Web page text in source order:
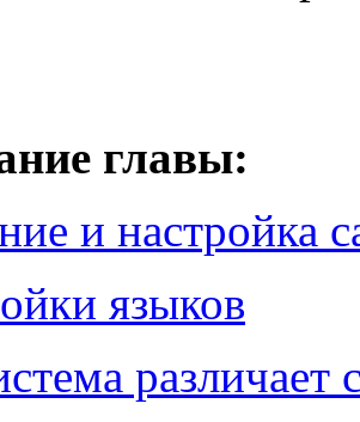
главы:
и настройка
языков
различает